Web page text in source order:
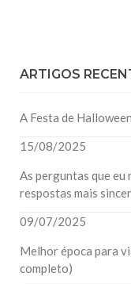
ARTIGOS
A Festa de
15/08/2025
As perguntas que eu
respostas mais
09/07/2025
Melhor época para
completo)